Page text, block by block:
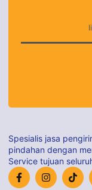
Spesialis jasa
pindahan dengan
Service tujuan